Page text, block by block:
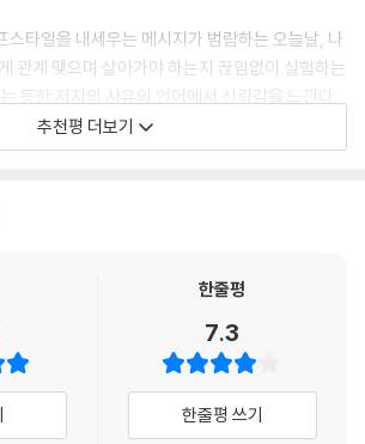
함께 그 길을 걸어가고 있는 친절한 사람들에게
리고 슈라이버는 이렇게 고백한다. “나는 천천
었다. 그리고 풀어낸 그 실로 무언가 새로운 것을
것보다 더 많은 긴장과 에너지가 드는 것도 같다.
의 것일 수도 있다.
착각하는 세계, 알고 있으면서도 정작 얼마나 잘 알
. 그 세계가 『홀로』에 담겨 있었다.” -김소연(시
스타일을 내세우는 메시지가 범람하는 오늘날, 나
관계 맺으며 살아가야 하는지 끊임없이 실험하는
듯한 저자의 사유와 언어에서 신뢰감을 느낀다.
처럼 평온하다. 이 책은 팬데믹이라는 극한 상황
쁨은 이 혼돈을 응시하며 나를 데리고 미래로 이
추천평 더보기
한줄평
7.3
한줄평 쓰기